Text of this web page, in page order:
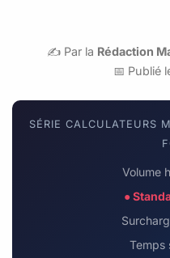
✍️ Par la Rédaction
📅 Publié
SÉRIE CALCULATEURS
Volume
●
Temps